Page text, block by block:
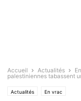
Accueil Actualités
palestiniennes tabassent
Actualités En vrac